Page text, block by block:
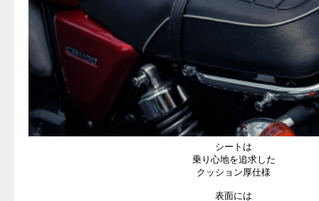
シートは
乗り心地を追求した
クッション厚仕様
表面には